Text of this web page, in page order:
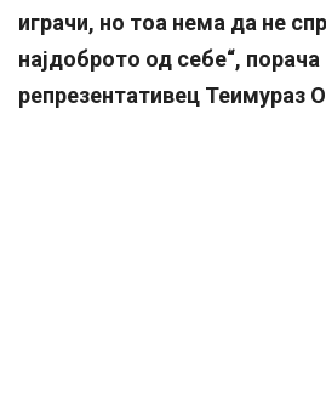
играчи, но тоа нема да не
најдоброто од себе“, порача
репрезентативец Теимураз